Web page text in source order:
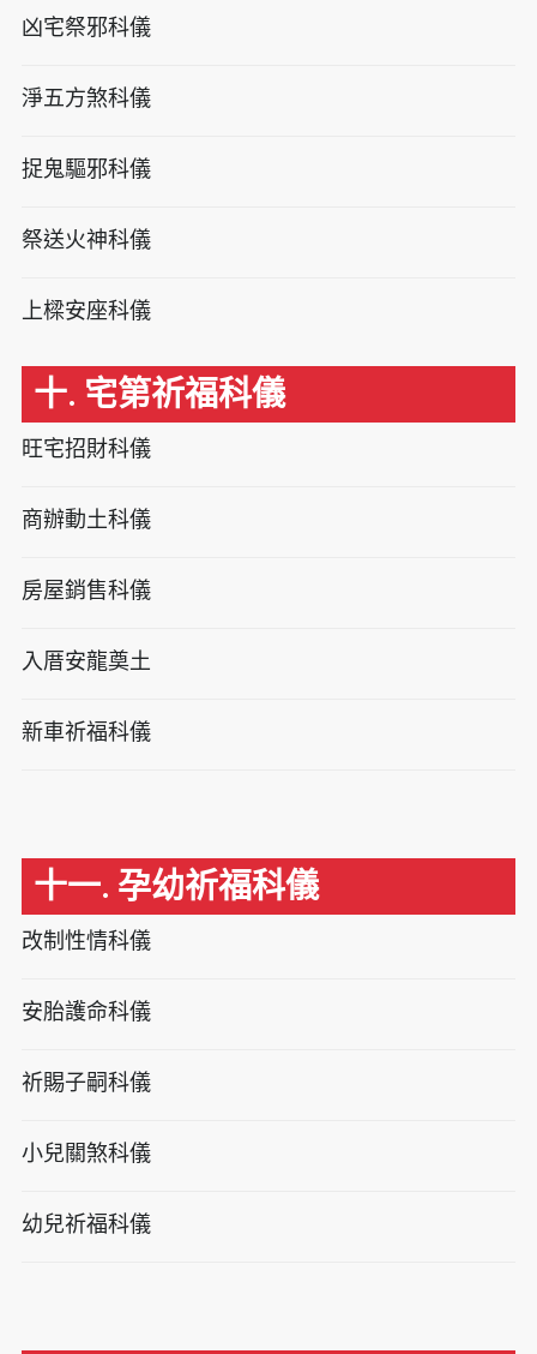
凶宅祭邪科儀
淨五方煞科儀
捉鬼驅邪科儀
祭送火神科儀
上樑安座科儀
十. 宅第祈福科儀
旺宅招財科儀
商辦動土科儀
房屋銷售科儀
入厝安龍奠土
新車祈福科儀
十一. 孕幼祈福科儀
改制性情科儀
安胎護命科儀
祈賜子嗣科儀
小兒關煞科儀
幼兒祈福科儀